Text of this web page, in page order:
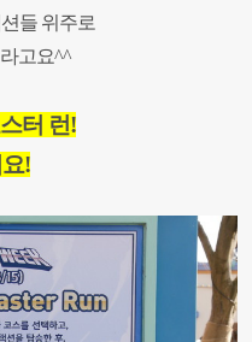
들 위주로
고요^^
터 런!
!